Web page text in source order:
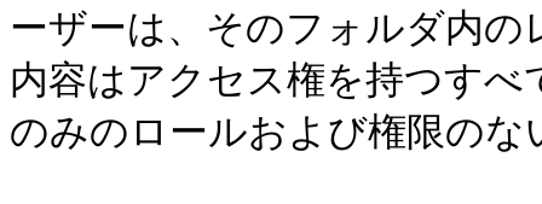
ーザーは、そのフォルダ内
内容はアクセス権を持つす
のみのロールおよび権限の